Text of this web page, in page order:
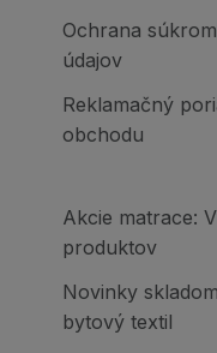
Ochrana
údajov
Reklamačný
obchodu
Akcie matrace:
produktov
Novinky
bytový textil